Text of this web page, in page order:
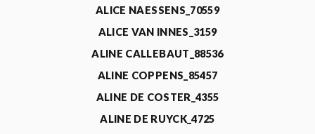
ALICE NAESSENS_70559
ALICE VAN INNES_3159
ALINE CALLEBAUT_88536
ALINE COPPENS_85457
ALINE DE COSTER_4355
ALINE DE RUYCK_4725